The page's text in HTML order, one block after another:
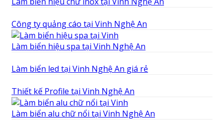
Công ty quảng cáo tại Vinh Nghệ An
Làm biển hiệu spa tại Vinh Nghệ An
Làm biển led tại Vinh Nghệ An giá rẻ
Thiết kế Profile tại Vinh Nghệ An
Làm biển alu chữ nổi tại Vinh Nghệ An